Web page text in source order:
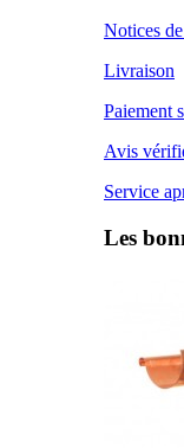
Notices
Livraison
Paiement
Avis
Service
Les